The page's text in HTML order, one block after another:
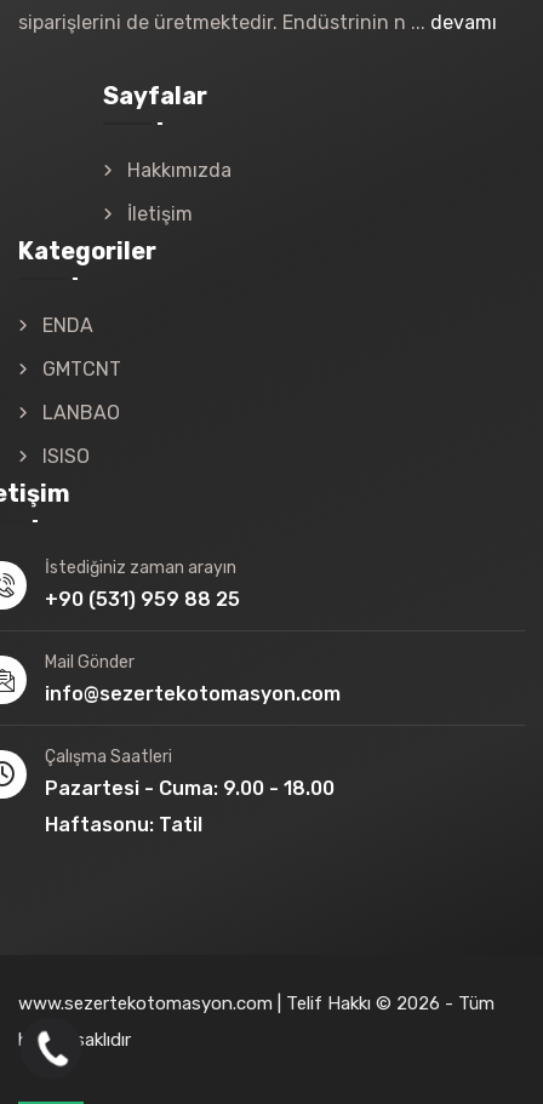
siparişlerini de üretmektedir. Endüstrinin n ... devamı
Sayfalar
Hakkımızda
İletişim
Kategoriler
ENDA
GMTCNT
LANBAO
ISISO
İstediğiniz zaman arayın
+90 (531) 959 88 25
Mail Gönder
info@sezertekotomasyon.com
Çalışma Saatleri
Pazartesi - Cuma: 9.00 - 18.00
Haftasonu: Tatil
www.sezertekotomasyon.com | Telif Hakkı © 2026 - Tüm
hakları saklıdır